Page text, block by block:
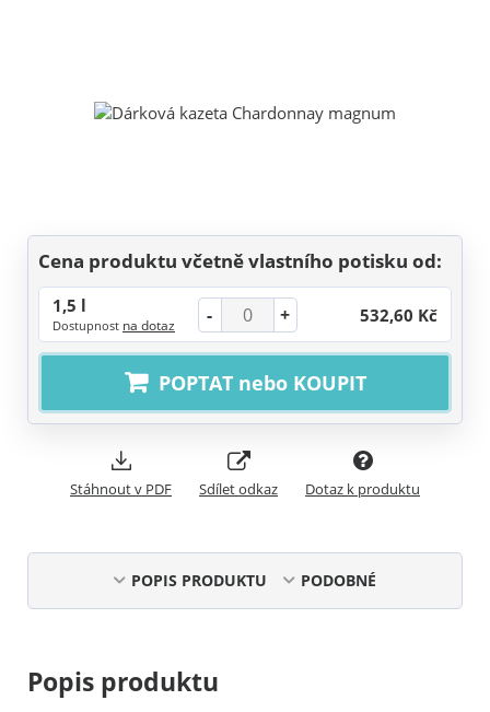
Cena produktu včetně vlastního potisku od:
1,5 l
Dostupnost na dotaz - + 532,60 Kč
POPTAT nebo KOUPIT
Stáhnout v PDF Sdílet odkaz Dotaz k produktu
POPIS PRODUKTU PODOBNÉ
Popis produktu